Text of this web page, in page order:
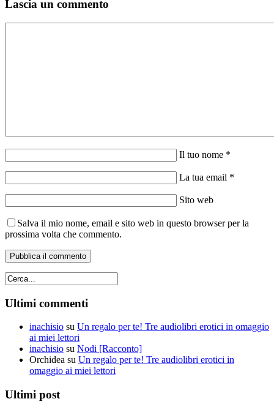
Lascia un commento
Il tuo nome *
La tua email *
Sito web
Salva il mio nome, email e sito web in questo browser per la
prossima volta che commento.
Ultimi commenti
inachisio su Un regalo per te! Tre audiolibri erotici in omaggio
ai miei lettori
inachisio su Nodi [Racconto]
Orchidea su Un regalo per te! Tre audiolibri erotici in
omaggio ai miei lettori
Ultimi post